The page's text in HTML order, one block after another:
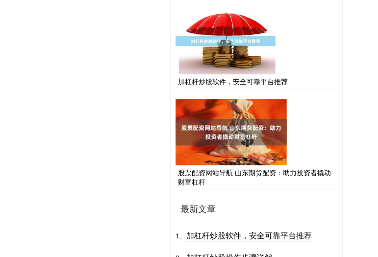
加杠杆炒股软件，安全可靠平台推荐
股票配资网站导航 山东期货配资：助力投资者撬动
财富杠杆
最新文章
1、 加杠杆炒股软件，安全可靠平台推荐